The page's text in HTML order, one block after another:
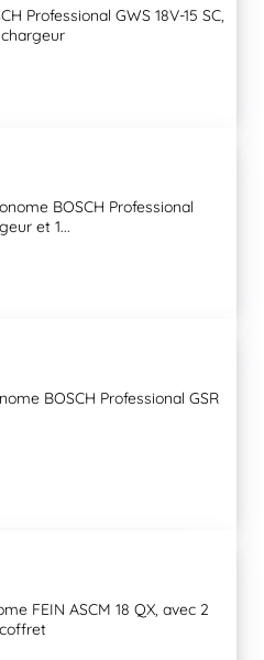
Professional GWS 18V-15 SC,
BOSCH Professional
et 1...
BOSCH Professional GSR
FEIN ASCM 18 QX, avec 2